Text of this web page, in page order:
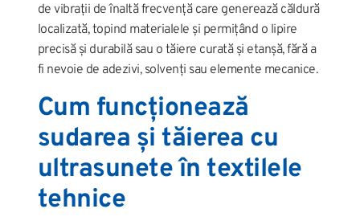
de vibrații de înaltă frecvență care generează căldură
localizată, topind materialele și permițând o lipire
precisă și durabilă sau o tăiere curată și etanșă, fără a
fi nevoie de adezivi, solvenți sau elemente mecanice.
Cum funcționează
sudarea și tăierea cu
ultrasunete în textilele
tehnice